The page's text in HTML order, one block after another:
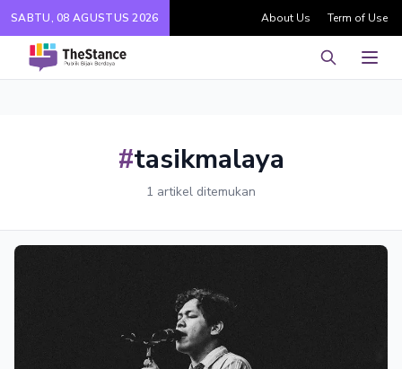
SABTU, 08 AGUSTUS 2026 About Us Term of Use
Pencarian
#tasikmalaya
1 artikel ditemukan